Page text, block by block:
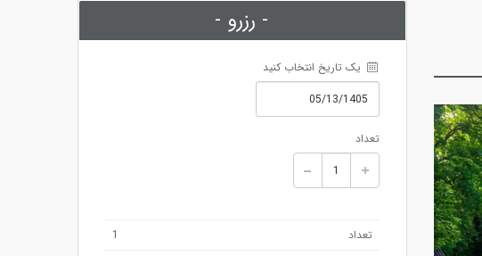
- رزرو -
یک تاریخ انتخاب کنید
تعداد
تعداد
1